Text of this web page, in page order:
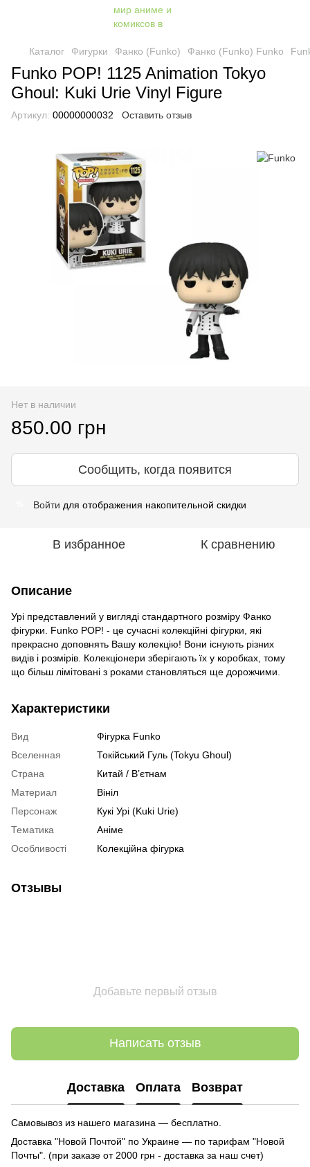
Каталог Фигурки Фанко (Funko) Фанко (Funko) Funko
Funko POP! 1125 Animation Tokyo
Ghoul: Kuki Urie Vinyl Figure
Артикул: 00000000032 Оставить отзыв
Нет в наличии
850.00 грн
Сообщить, когда появится
Войти для отображения накопительной скидки
В избранное К сравнению
Описание
Урі представлений у вигляді стандартного розміру Фанко
фігурки. Funko POP! - це сучасні колекційні фігурки, які
прекрасно доповнять Вашу колекцію! Вони існують різних
видів і розмірів. Колекціонери зберігають їх у коробках, тому
що більш лімітовані з роками становляться ще дорожчими.
Характеристики
Вид
Фігурка Funko
Вселенная
Токійський Гуль (Tokyu Ghoul)
Страна
Китай / В’єтнам
Материал
Вініл
Персонаж
Кукі Урі (Kuki Urie)
Тематика
Аніме
Особливості
Колекційна фігурка
Отзывы
Добавьте первый отзыв
Написать отзыв
Доставка Оплата Возврат
Самовывоз из нашего магазина — бесплатно.
Доставка "Новой Почтой" по Украине — по тарифам "Новой
Почты". (при заказе от 2000 грн - доставка за наш счет)